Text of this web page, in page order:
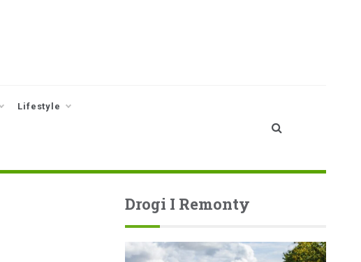
Lifestyle
Drogi I Remonty